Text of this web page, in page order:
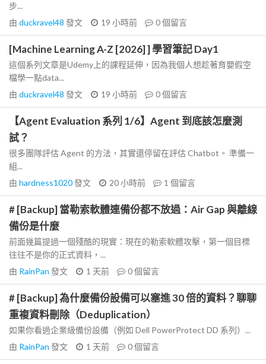
步...
由 duckravel48 發文 19 小時前 0個留言
[Machine Learning A-Z [2026] ] 學習筆記 Day1
這個系列文章是Udemy上的課程延伸，因為我個人想趁著育嬰假空
檔學一點data...
由 duckravel48 發文 19 小時前 0個留言
【Agent Evaluation 系列 1/6】Agent 到底該怎麼測
試？
很多團隊評估 Agent 的方法，其實還停留在評估 Chatbot。 準備一
組...
由 hardness1020發文 20 小時前 1 個留言
# [Backup] 當勒索軟體連備份都不放過：Air Gap 與離線
備份是什麼
前面幾篇提過一個殘酷的現實：現在的勒索軟體攻擊，第一個目標
往往不是你的正式資料，...
由 RainPan 發文 1 天前 0個留言
# [Backup] 為什麼備份設備可以塞進 30 倍的資料？聊聊
重複資料刪除（Deduplication）
如果你看過企業級備份設備（例如 Dell PowerProtect DD 系列）...
由 RainPan 發文 1 天前 0個留言